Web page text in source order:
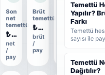
Son
net
temettü
₺0,735
net
/
pay
Brüt
temettü
₺0,82
brüt
/
pay
Dağıtım
oranı
ödeme
alındığını,
tarihi ve
ve
gerektiğini
Temettü
Yapılır?
Farkı
Temettü
sayısı ile
verimi ve
sade
Temettü
Dağıtılır?